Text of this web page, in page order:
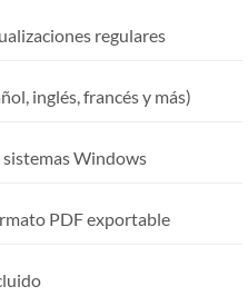
regulares
inglés, francés y más)
Windows
PDF exportable